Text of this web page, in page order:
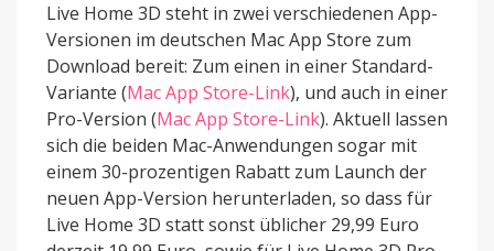
Live Home 3D steht in zwei verschiedenen App-
Versionen im deutschen Mac App Store zum
Download bereit: Zum einen in einer Standard-
Variante (Mac App Store-Link), und auch in einer
Pro-Version (Mac App Store-Link). Aktuell lassen
sich die beiden Mac-Anwendungen sogar mit
einem 30-prozentigen Rabatt zum Launch der
neuen App-Version herunterladen, so dass für
Live Home 3D statt sonst üblicher 29,99 Euro